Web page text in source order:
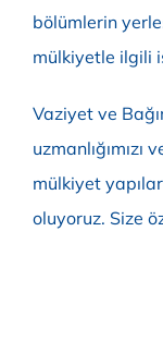
bölümlerin
mülkiyetle ilgili
Vaziyet ve
uzmanlığımızı
mülkiyet
oluyoruz. Size